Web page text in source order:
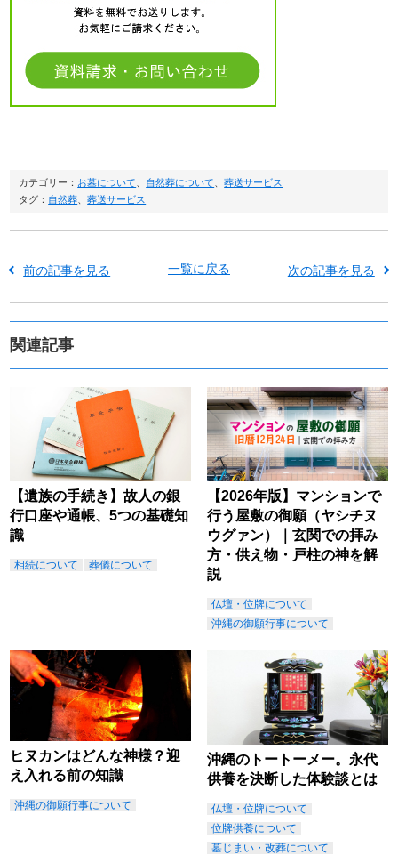
カテゴリー： お墓について 自然葬について 、葬送サービス
タグ： 自然葬 、葬送サービス
前の記事を見る 一覧に戻る 次の記事を見る
関連記事
【遺族の手続き】故人の銀
行口座や通帳、5つの基礎知
識
相続について 葬儀について
【2026年版】マンションで
行う屋敷の御願（ヤシチヌ
ウグァン）｜玄関での拝み
方・供え物・戸柱の神を解
説
仏壇・位牌について
沖縄の御願行事について
ヒヌカンはどんな神様？迎
え入れる前の知識
沖縄の御願行事について
沖縄のトートーメー。永代
供養を決断した体験談とは
仏壇・位牌について
位牌供養について
墓じまい・改葬について